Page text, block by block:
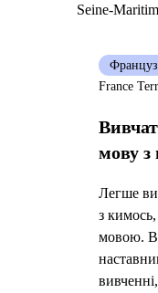
Seine-
мову з
Легше
з
мовою.
France